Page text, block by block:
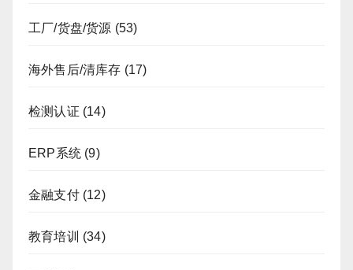
工厂/货盘/货源 (53)
海外售后/清库存 (17)
检测认证 (14)
ERP系统 (9)
金融支付(12)
教育培训 (34)